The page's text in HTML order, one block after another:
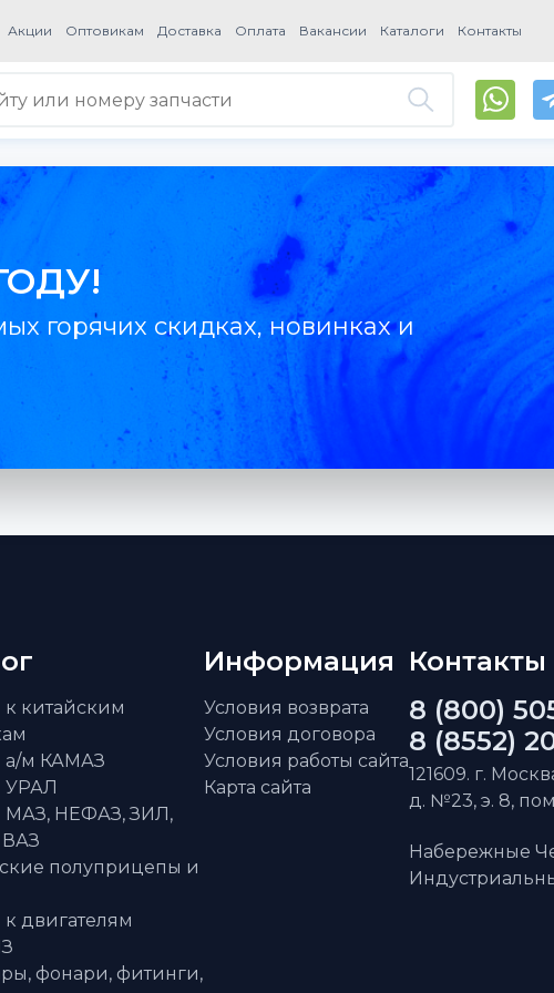
Акции Оптовикам Доставка Оплата Вакансии Каталоги Контакты
горячих скидках, новинках и
к китайским
а/м КАМАЗ
УРАЛ
МАЗ, НЕФАЗ, ЗИЛ,
ВАЗ
полуприцепы и
к двигателям
фонари, фитинги,
Информация
Условия возврата
Условия договора
Условия работы сайта
Карта сайта
Контакты
8 (800)
8 (8552)
121609. г.
д. №23, э. 8,
Набережные